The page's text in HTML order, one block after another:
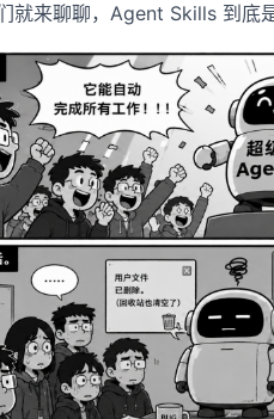
就来聊聊，Agent Skills 到底